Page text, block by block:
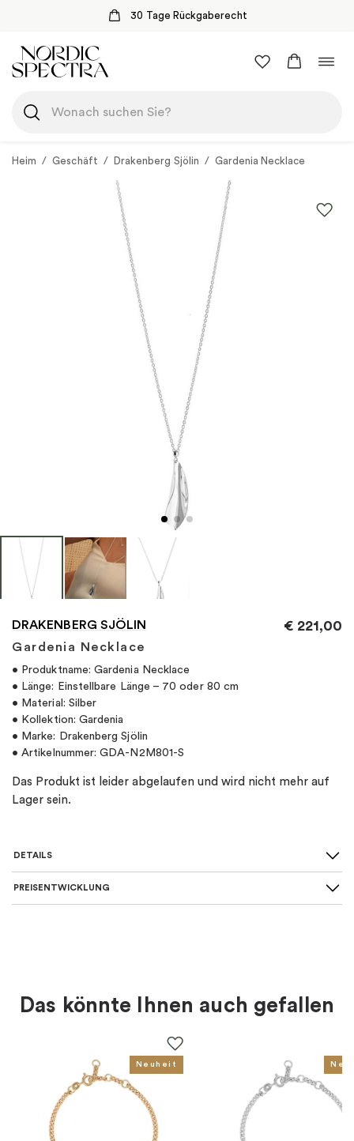
30 Tage Rückgaberecht
Inhalt
springen
Heim / Geschäft / Drakenberg Sjölin / Gardenia Necklace
DRAKENBERG SJÖLIN
Gardenia Necklace
€ 221,00
• Produktname: Gardenia Necklace
• Länge: Einstellbare Länge – 70 oder 80 cm
• Material: Silber
• Kollektion: Gardenia
• Marke: Drakenberg Sjölin
• Artikelnummer: GDA-N2M801-S
Das Produkt ist leider abgelaufen und wird nicht mehr auf
Lager sein.
DETAILS
SKU
: Gardenia
Kategorie Halsketten
PREISENTWICKLUNG
Das könnte Ihnen auch gefallen
Neuheit